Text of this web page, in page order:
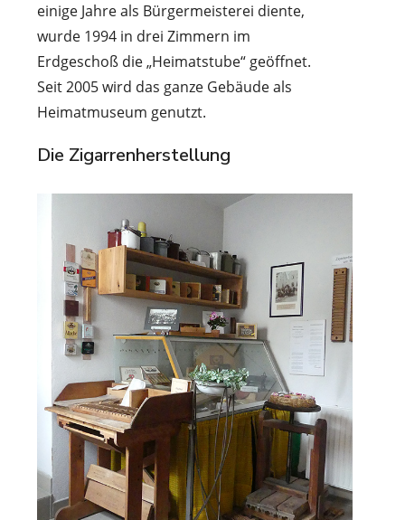
einige Jahre als Bürgermeisterei diente,
wurde 1994 in drei Zimmern im
Erdgeschoß die „Heimatstube“ geöffnet.
Seit 2005 wird das ganze Gebäude als
Heimatmuseum genutzt.
Die Zigarrenherstellung